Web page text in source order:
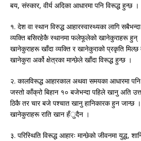
बय, संस्कार, वीर्य अदिका आधारमा पनि विरूद्ध हुन्छ ।
१. देश वा स्थान विरुद्ध आहारस्वास्थ्यका लागि
व्यक्ति बसिरहेकै स्थानमा फलेफूलेको खानेकुराहरू हुन् ।
खानेकुराहरू खाँदा व्यक्ति र खानेकुराको प्रकृति
खानेकुरा अर्को क्षेत्रका मान्छेले खाँदा विरूद्ध हुन्छ ।
२. कालविरूद्ध आहारकाल अथवा समयका आधारमा
जस्तो काँक्रो बिहान १० बजेभन्दा पहिले खानु अति
ठिकै तर चार बजे पश्चात खानु हानिकारक हुन जान्छ
खानेकुराहरू राति खान हँुदैन ।
३. परिस्थिति विरूद्ध आहारः मान्छेको जीवनमा युद्ध,